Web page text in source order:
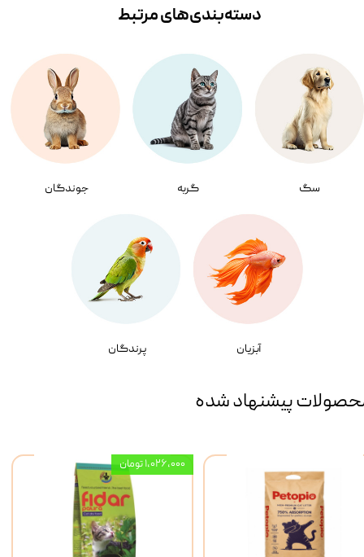
سگ گربه جوندگان
آبزیان پرندگان
دسته‌بندی‌‌های مرتبط
پیشنهاد شده
۱,۰۲۶,۰۰۰ تومان